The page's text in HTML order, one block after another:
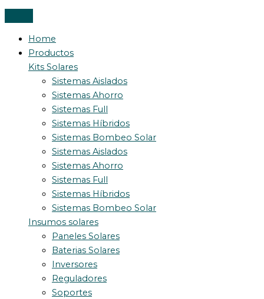
Home
Productos
Kits Solares
Sistemas Aislados
Sistemas Ahorro
Sistemas Full
Sistemas Híbridos
Sistemas Bombeo Solar
Sistemas Aislados
Sistemas Ahorro
Sistemas Full
Sistemas Híbridos
Sistemas Bombeo Solar
Insumos solares
Paneles Solares
Baterias Solares
Inversores
Reguladores
Soportes